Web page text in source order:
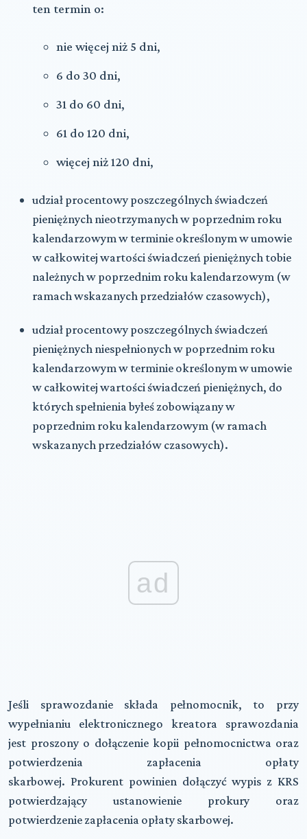
ten termin o:
nie więcej niż 5 dni,
6 do 30 dni,
31 do 60 dni,
61 do 120 dni,
więcej niż 120 dni,
udział procentowy poszczególnych świadczeń
pieniężnych nieotrzymanych w poprzednim roku
kalendarzowym w terminie określonym w umowie
w całkowitej wartości świadczeń pieniężnych tobie
należnych w poprzednim roku kalendarzowym (w
ramach wskazanych przedziałów czasowych),
udział procentowy poszczególnych świadczeń
pieniężnych niespełnionych w poprzednim roku
kalendarzowym w terminie określonym w umowie
w całkowitej wartości świadczeń pieniężnych, do
których spełnienia byłeś zobowiązany w
poprzednim roku kalendarzowym (w ramach
wskazanych przedziałów czasowych).
ad
Jeśli sprawozdanie składa pełnomocnik, to przy
wypełnianiu elektronicznego kreatora sprawozdania
jest proszony o dołączenie kopii pełnomocnictwa oraz
potwierdzenia zapłacenia opłaty
skarbowej. Prokurentpowinien dołączyć wypis z KRS
potwierdzający ustanowienie prokury oraz
potwierdzenie zapłacenia opłaty skarbowej.